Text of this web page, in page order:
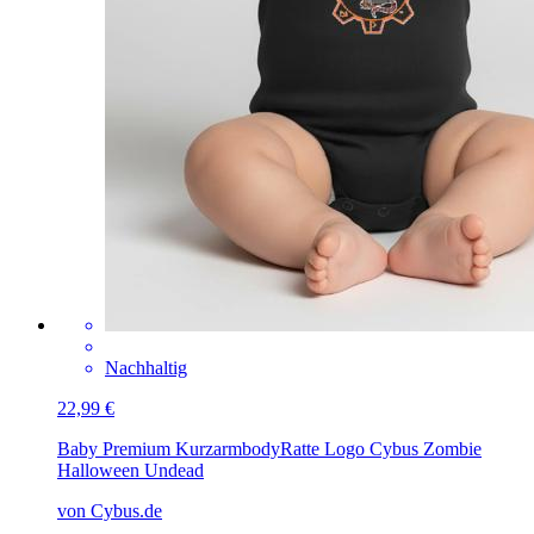
Nachhaltig
22,99 €
Baby Premium KurzarmbodyRatte Logo Cybus Zombie
Halloween Undead
von Cybus.de